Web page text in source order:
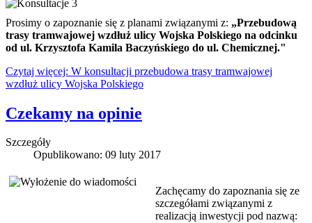
Prosimy o zapoznanie się z planami związanymi z: „Przebudową
trasy tramwajowej wzdłuż ulicy Wojska Polskiego na odcinku
od ul. Krzysztofa Kamila Baczyńskiego do ul. Chemicznej."
Czytaj więcej: W konsultacji przebudowa trasy tramwajowej
wzdłuż ulicy Wojska Polskiego
Czekamy na opinie
Szczegóły
Opublikowano: 09 luty 2017
Zachęcamy do zapoznania się ze
szczegółami związanymi z
realizacją inwestycji pod nazwą: